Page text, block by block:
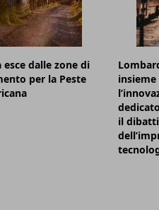
esce dalle zone di
per la Peste
insieme
il